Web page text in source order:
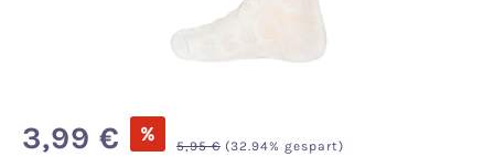
Verkaufspreis:
3,99 € % Regulärer Preis:
5,95 € (32.94% gespart)